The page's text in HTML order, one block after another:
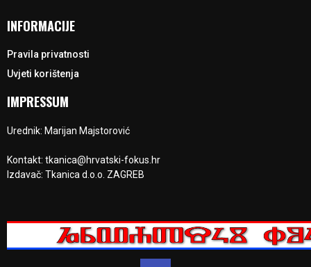
INFORMACIJE
Pravila privatnosti
Uvjeti korištenja
IMPRESSUM
Urednik: Marijan Majstorović
Kontakt: tkanica@hrvatski-fokus.hr
Izdavač: Tkanica d.o.o. ZAGREB